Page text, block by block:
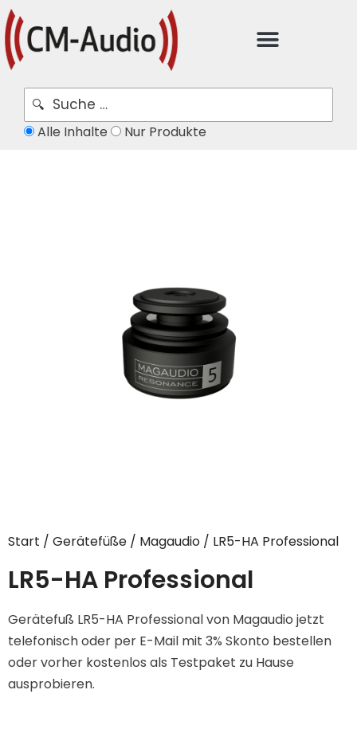
Alle Inhalte Nur Produkte
Start / Gerätefüße / Magaudio / LR5-HA Professional
LR5-HA Professional
Gerätefuß LR5-HA Professional von Magaudio jetzt
telefonisch oder per E-Mail mit 3% Skonto bestellen
oder vorher kostenlos als Testpaket zu Hause
ausprobieren.